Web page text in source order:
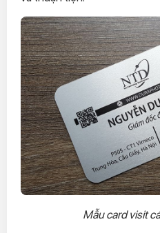
Mẫu card visit